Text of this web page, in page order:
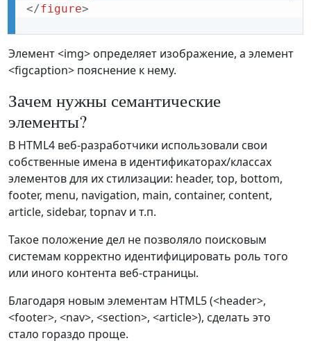
</figure>
Элемент <img> определяет изображение, а элемент
<figcaption> пояснение к нему.
Зачем нужны семантические
элементы?
В HTML4 веб-разработчики использовали свои
собственные имена в идентификаторах/классах
элементов для их стилизации: header, top, bottom,
footer, menu, navigation, main, container, content,
article, sidebar, topnav и т.п.
Такое положение дел не позволяло поисковым
системам корректно идентифицировать роль того
или иного контента веб-страницы.
Благодаря новым элементам HTML5 (<header>,
<footer>, <nav>, <section>, <article>), сделать это
стало гораздо проще.